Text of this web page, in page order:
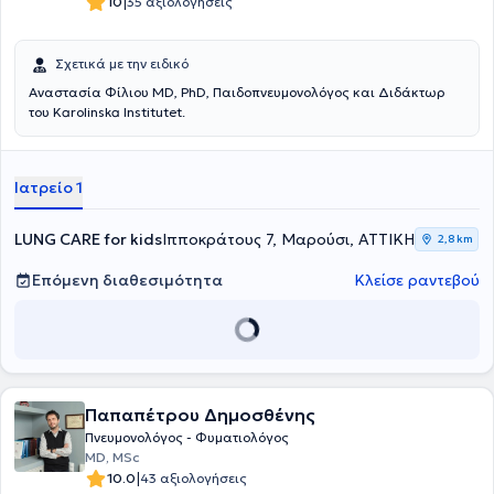
Σχετικά με την ειδικό
Αναστασία Φίλιου MD, PhD, Παιδοπνευμονολόγος και Διδάκτωρ
του Karolinska Institutet.
Ιατρείο 1
LUNG CARE for kidsΙπποκράτους 7, Μαρούσι, ΑΤΤΙΚΗ 2,8 km
Επόμενη διαθεσιμότητα Κλείσε ραντεβού
Παπαπέτρου Δημοσθένης
Πνευμονολόγος - Φυματιολόγος
MD, MSc
10.0|43 αξιολογήσεις